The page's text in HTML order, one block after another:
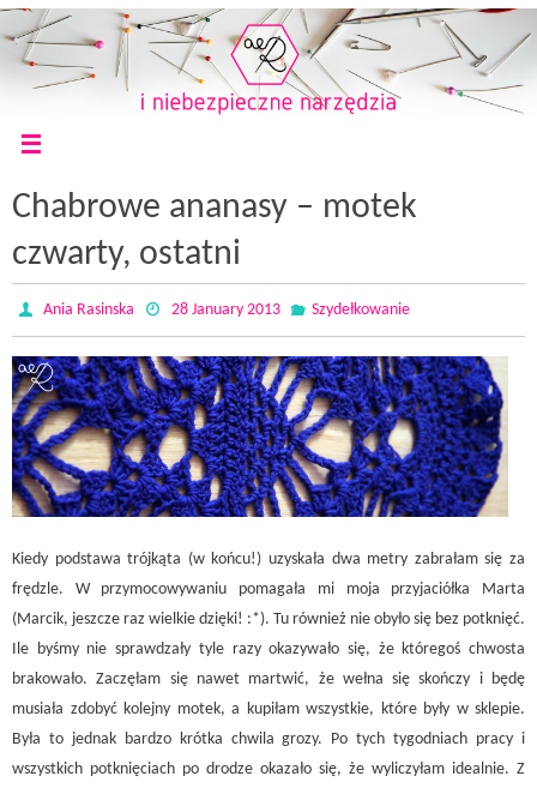
Chabrowe ananasy – motek
czwarty, ostatni
Ania Rasinska 28 January 2013 Szydełkowanie
Kiedy podstawa trójkąta (w końcu!) uzyskała dwa metry zabrałam się za
frędzle. W przymocowywaniu pomagała mi moja przyjaciółka Marta
(Marcik, jeszcze raz wielkie dzięki! :*). Tu również nie obyło się bez potknięć.
Ile byśmy nie sprawdzały tyle razy okazywało się, że któregoś chwosta
brakowało. Zaczęłam się nawet martwić, że wełna się skończy i będę
musiała zdobyć kolejny motek, a kupiłam wszystkie, które były w sklepie.
Była to jednak bardzo krótka chwila grozy. Po tych tygodniach pracy i
wszystkich potknięciach po drodze okazało się, że wyliczyłam idealnie. Z